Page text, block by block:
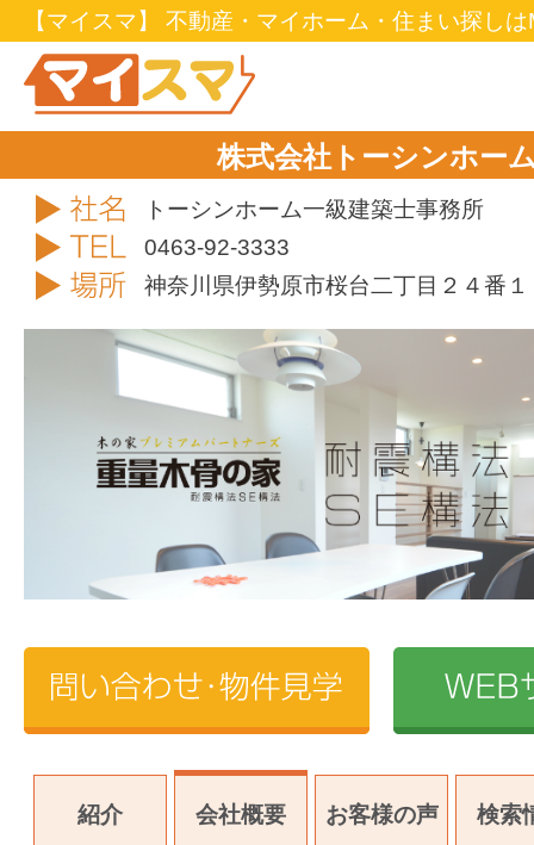
【マイスマ】 不動産・マイホーム・住まい探し
株式会社トーシンホー
社名
トーシンホーム一級建築士事務所
TEL
0463-92-3333
住所
神奈川県伊勢原市桜台二丁目２４番
紹介 会社概要 お客様の声 検索